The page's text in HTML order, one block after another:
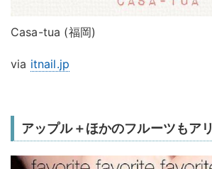
Casa-tua (福岡)
via itnail.jp
アップル＋ほかのフルーツもアリ